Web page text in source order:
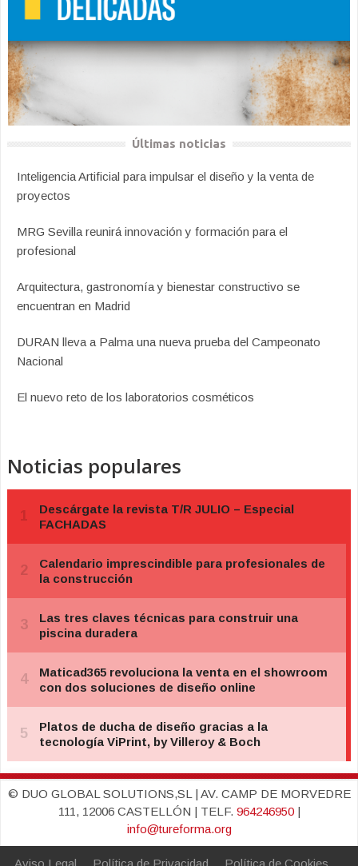
Últimas noticias
Inteligencia Artificial para impulsar el diseño y la venta de
proyectos
MRG Sevilla reunirá innovación y formación para el
profesional
Arquitectura, gastronomía y bienestar constructivo se
encuentran en Madrid
DURAN lleva a Palma una nueva prueba del Campeonato
Nacional
El nuevo reto de los laboratorios cosméticos
Noticias populares
© DUO GLOBAL SOLUTIONS,SL | AV. CAMP DE MORVEDRE
111, 12006 CASTELLÓN | TELF. 964246950|
info@tureforma.org
Aviso Legal Política de Privacidad Política de Cookies